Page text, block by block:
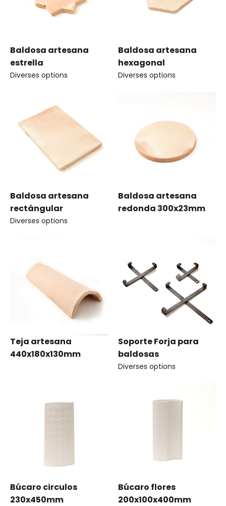
Baldosa artesana
estrella
Diverses options
Baldosa artesana
hexagonal
Diverses options
Baldosa artesana
rectángular
Diverses options
Baldosa artesana
redonda 300x23mm
Teja artesana
440x180x130mm
Soporte Forja para
baldosas
Diverses options
Búcaro circulos
230x450mm
Búcaro flores
200x100x400mm